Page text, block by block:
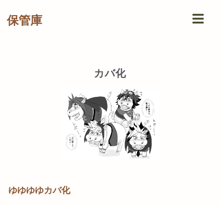
保管庫
カバ化
ゆゆゆゆカバ化